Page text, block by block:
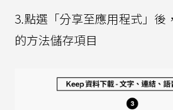
3.點選「分享至應用程式」後
的方法儲存項目